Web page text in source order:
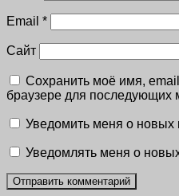
Email *
Сайт
Сохранить моё имя,
браузере для последующих
Уведомить меня о новых
Уведомлять меня о